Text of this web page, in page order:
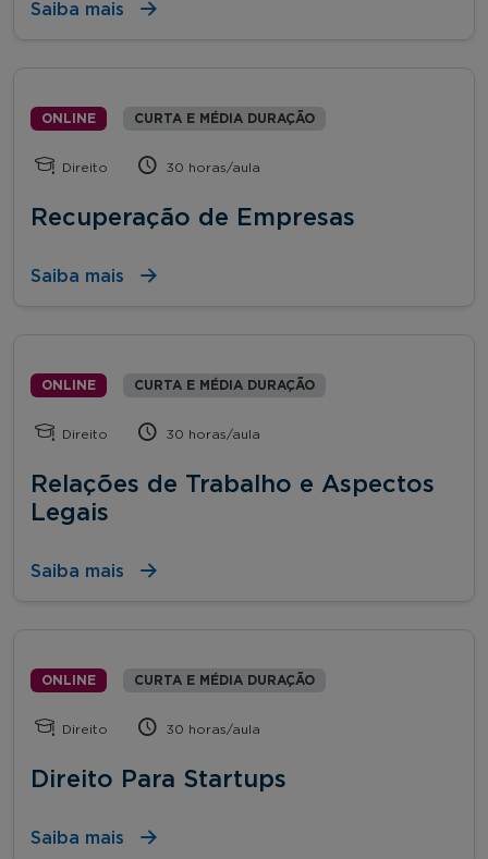
Saiba mais
ONLINE CURTA E MÉDIA DURAÇÃO
Direito 30 horas/aula
Recuperação de Empresas
Saiba mais
ONLINE CURTA E MÉDIA DURAÇÃO
Direito 30 horas/aula
Relações de Trabalho e Aspectos
Legais
Saiba mais
ONLINE CURTA E MÉDIA DURAÇÃO
Direito 30 horas/aula
Direito Para Startups
Saiba mais